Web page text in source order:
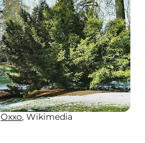
Oxxo, Wikimedia